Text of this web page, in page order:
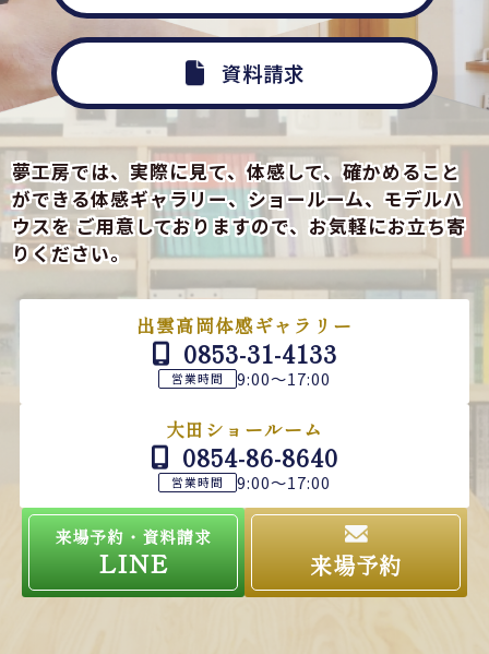
資料請求
夢工房では、実際に見て、体感して、確かめること
ができる体感ギャラリー、ショールーム、モデルハ
ウスをご用意しておりますので、お気軽にお立ち寄
りください。
出雲高岡体感ギャラリー
0853-31-4133
営業時間 9:00～17:00
大田ショールーム
0854-86-8640
営業時間 9:00～17:00
来場予約・資料請求
LINE 来場予約